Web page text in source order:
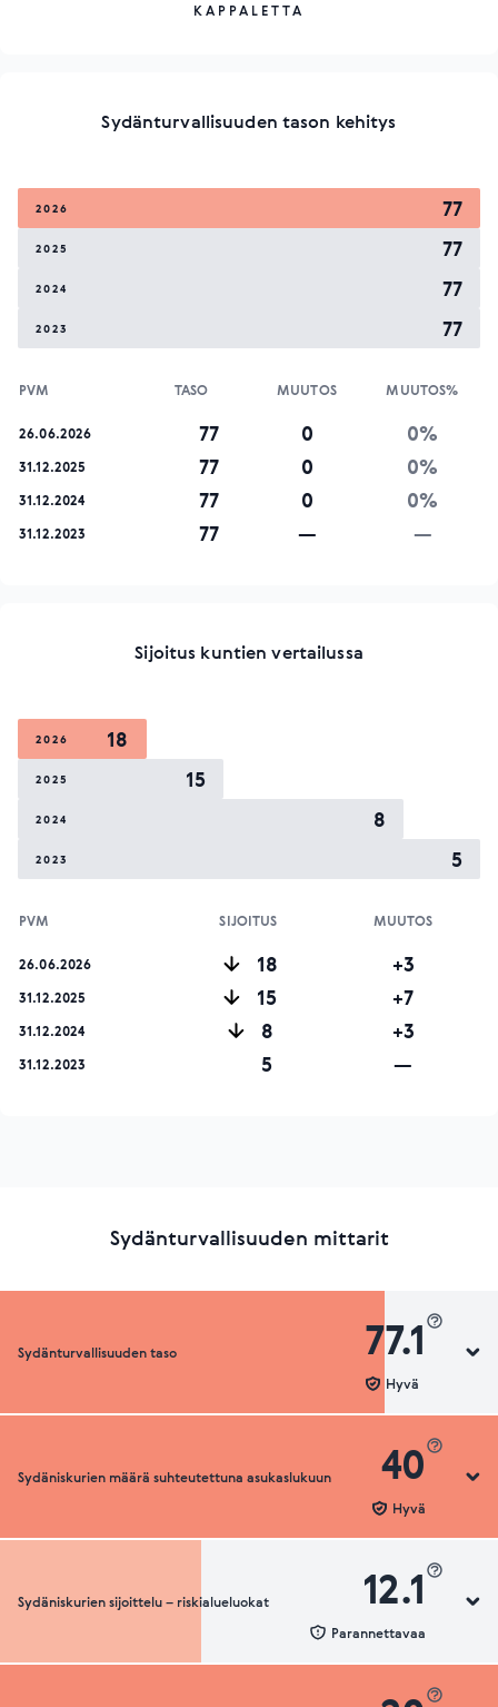
KAPPALETTA
Sydänturvallisuuden tason kehitys
2026 77
2025 77
2024 77
2023 77
PVM TASO MUUTOS MUUTOS%
26.06.2026 77 0 0%
31.12.2025 77 0 0%
31.12.2024 77 0 0%
31.12.2023 77 — —
Sijoitus kuntien vertailussa
2026 18
2025 15
2024 8
2023 5
PVM SIJOITUS MUUTOS
26.06.2026 18 +3
31.12.2025 15 +7
31.12.2024 8 +3
31.12.2023 5 —
Sydänturvallisuuden mittarit
Sydänturvallisuuden taso 77.1
Hyvä
Sydänturvallisuuden luokka
Sydäniskurien määrä suhteutettuna asukaslukuun 40
Hyvä
Sydäniskurien määrä suhteutettuna asukaslukuun
Sydäniskurien sijoittelu – riskialueluokat 12.1
Parannettavaa